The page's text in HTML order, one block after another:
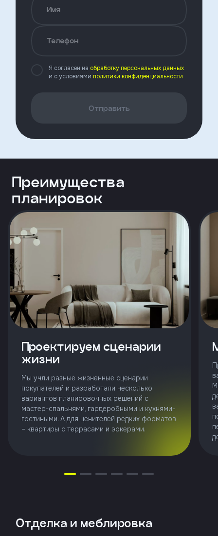
Имя
Телефон
Я согласен на обработку персональных данных
и с условиями политики конфиденциальности
Отправить
Преимущества
планировок
Проектируем сценарии
жизни
Мы учли разные жизненные сценарии
покупателей и разработали несколько
вариантов планировочных решений с
мастер-спальнями, гардеробными и кухнями-
гостиными. А для ценителей редких форматов
– квартиры с террасами и эркерами.
Отделка и меблировка
Откликнуться
Добавьте файл резюме
согласен
на
обработку
персональных
данных
условиями
политики
71-10
Заказать
звонок